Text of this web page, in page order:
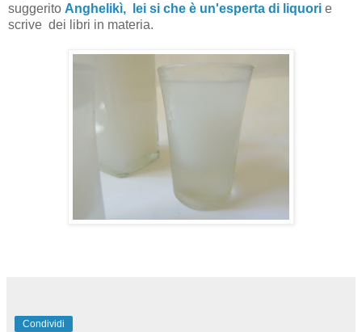
suggerito Anghelikì, lei si che è un'esperta di liquori e
scrive dei libri in materia.
Condividi